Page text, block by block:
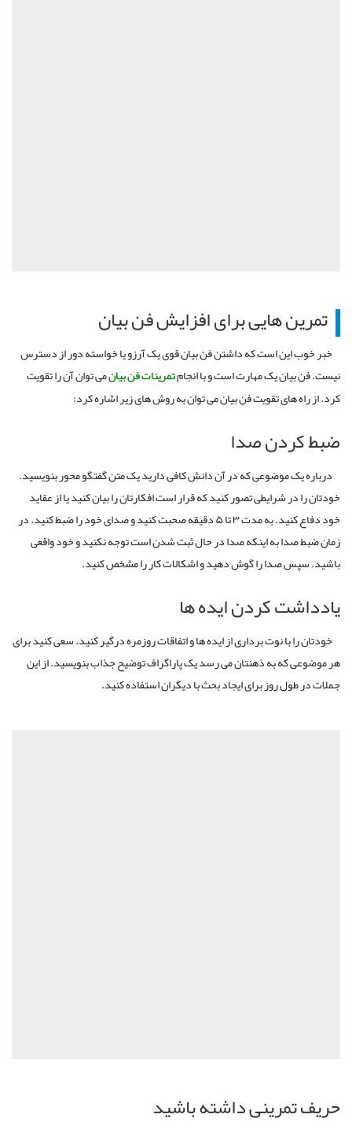
تمرین هایی برای افزایش فن بیان
خبر خوب این است که داشتن فن بیان قوی یک آرزو یا خواسته دور از دسترس
نیست. فن بیان یک مهارت است و با انجامتمرینات فن بیانمی توان آن را تقویت
کرد. از راه های تقویت فن بیان می توان به روش های زیر اشاره کرد:
ضبط کردن صدا
درباره یک موضوعی که در آن دانش کافی دارید یک متن گفتگو محور بنویسید.
خودتان را در شرایطی تصور کنید که قرار است افکارتان را بیان کنید یا از عقاید
خود دفاع کنید. به مدت ۳ تا ۵ دقیقه صحبت کنید و صدای خود را ضبط کنید. در
زمان ضبط صدا به اینکه صدا در حال ثبت شدن است توجه نکنید و خود واقعی‌
باشید. سپس صدا را گوش دهید و اشکالات کار را مشخص کنید.
یادداشت کردن ایده ها
خودتان را با نوت برداری از ایده ها و اتفاقات روزمره درگیر کنید. سعی کنید برای
هر موضوعی که به ذهنتان می رسد یک پاراگراف توضیح جذاب بنویسید. از این
جملات در طول روز برای ایجاد بحث با دیگران استفاده کنید.
حریف تمرینی داشته باشید